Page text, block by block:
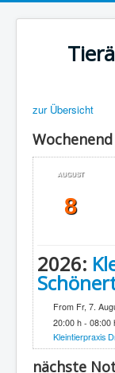
zur Übersicht
AUGUST
8
2026:
From Fr, 7.
20:00 h - 08:00
Kleintierpraxis
nächste